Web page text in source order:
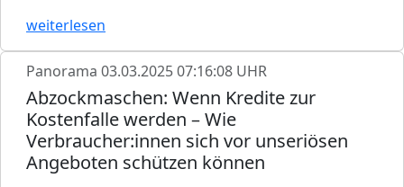
weiterlesen
Panorama 03.03.2025 07:16:08 UHR
Abzockmaschen: Wenn Kredite zur
Kostenfalle werden – Wie
Verbraucher:innen sich vor unseriösen
Angeboten schützen können